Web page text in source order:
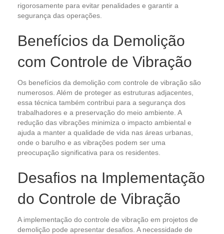
rigorosamente para evitar penalidades e garantir a
segurança das operações.
Benefícios da Demolição
com Controle de Vibração
Os benefícios da demolição com controle de vibração são
numerosos. Além de proteger as estruturas adjacentes,
essa técnica também contribui para a segurança dos
trabalhadores e a preservação do meio ambiente. A
redução das vibrações minimiza o impacto ambiental e
ajuda a manter a qualidade de vida nas áreas urbanas,
onde o barulho e as vibrações podem ser uma
preocupação significativa para os residentes.
Desafios na Implementação
do Controle de Vibração
A implementação do controle de vibração em projetos de
demolição pode apresentar desafios. A necessidade de